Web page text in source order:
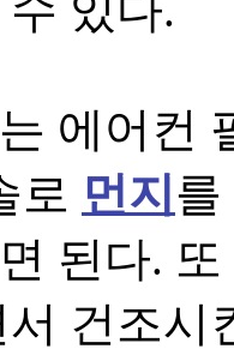
있다.
에어컨
로 먼지
된다.
건조시